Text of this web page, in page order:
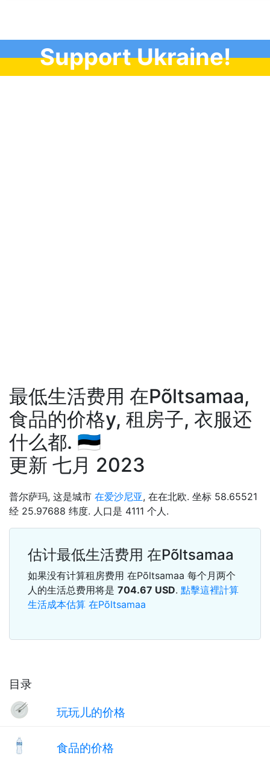
Support Ukraine!
最低生活费用 在Põltsamaa,
食品的价格у, 租房子, 衣服还
什么都. 🇪🇪
更新 七月 2023
目录
玩玩儿的价格
食品的价格
普尔萨玛, 这是城市 在爱沙尼亚, 在在北欧. 坐标 58.65521
经 25.97688 纬度. 人口是 4111 个人.
估计最低生活费用 在Põltsamaa
如果没有计算租房费用 在Põltsamaa 每个月两个
人的生活总费用将是 704.67 USD. 點擊這裡計算
生活成本估算 在Põltsamaa